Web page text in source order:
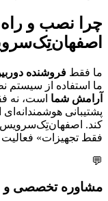
چرا نصب و
ما فقط فروشنده
ما استفاده از سیستم
آرامش شما است، نه
پشتیبانی
کند.
فقط تجهیزات»
💬
مشاوره تخصصی و